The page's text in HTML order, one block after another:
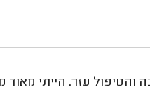
עזר. הייתי מאוד